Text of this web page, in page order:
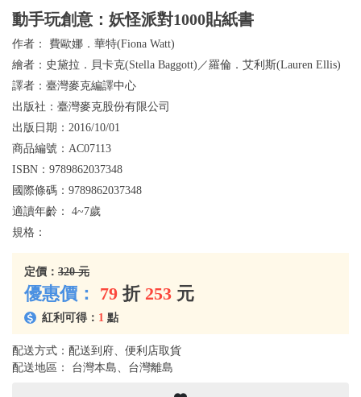
動手玩創意：妖怪派對1000貼紙書
作者： 費歐娜．華特(Fiona Watt)
繪者： 史黛拉．貝卡克(Stella Baggott)／羅倫．艾利斯(Lauren Ellis)
譯者： 臺灣麥克編譯中心
出版社： 臺灣麥克股份有限公司
出版日期： 2016/10/01
商品編號： AC07113
ISBN： 9789862037348
國際條碼： 9789862037348
適讀年齡： 4~7歲
規格：
定價： 320 元
優惠價： 79 折 253 元
紅利可得： 1 點
配送方式：配送到府、便利店取貨
配送地區： 台灣本島、台灣離島